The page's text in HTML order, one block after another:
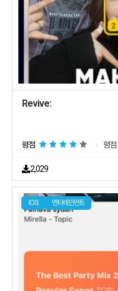
Revive:
평점 평점
2,029
IOS 엔터테인먼트